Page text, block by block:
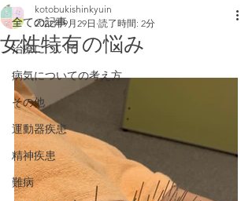
全ての記事
治療について
病気についての考え方
その他
運動器疾患
精神疾患
難病
女性特有の悩み
kotobukishinkyuin
2022年9月29日 読了時間: 2分